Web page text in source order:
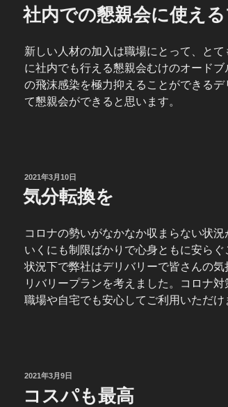
稿
日:
社内での懇親会に使え
新しい人材の加入は職場にとって、と
に社内でも行える懇親会むけのオード
の飛沫感染を極力抑えることができる
て懇親会ができると思います。
投
稿
日:
2021年3月10日
気分転換を
コロナの勢いがなかなか収まらない状
いくにも制限ばかりで心身ともに安ら
状況下で弊社はデリバリーで皆さんの
リバリープランを考えました。コロナ対
職場や自宅でも安心してご利用いただけ
投
2021年3月9日
コスパも最高